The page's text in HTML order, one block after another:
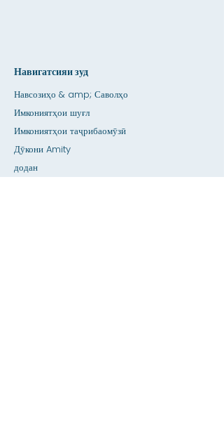
Навигатсияи зуд
Навсозиҳо & amp; Саволҳо
Имкониятҳои шуғл
Имкониятҳои таҷрибаомӯзӣ
Дӯкони Amity
додан